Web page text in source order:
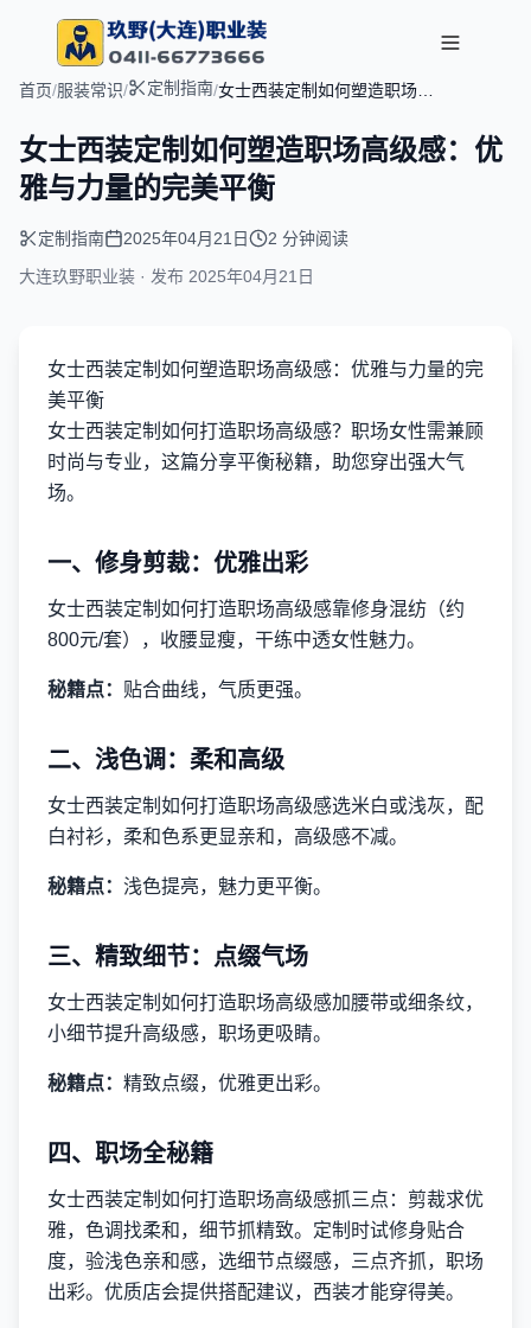
首页/服装常识/ 定制指南/女士西装定制如何塑造职场高
女士西装定制如何塑造职场高级感：优
雅与力量的完美平衡
定制指南 2025年04月21日
2 分钟阅读
大连玖野职业装 · 发布 2025年04月21日
女士西装定制如何塑造职场高级感：优雅与力量的完
美平衡
女士西装定制如何打造职场高级感？职场女性需兼顾
时尚与专业，这篇分享平衡秘籍，助您穿出强大气
场。
一、修身剪裁：优雅出彩
女士西装定制如何打造职场高级感靠修身混纺（约
800元/套），收腰显瘦，干练中透女性魅力。
秘籍点： 贴合曲线，气质更强。
二、浅色调：柔和高级
女士西装定制如何打造职场高级感选米白或浅灰，配
白衬衫，柔和色系更显亲和，高级感不减。
秘籍点： 浅色提亮，魅力更平衡。
三、精致细节：点缀气场
女士西装定制如何打造职场高级感加腰带或细条纹，
小细节提升高级感，职场更吸睛。
秘籍点： 精致点缀，优雅更出彩。
四、职场全秘籍
女士西装定制如何打造职场高级感抓三点：剪裁求优
雅，色调找柔和，细节抓精致。定制时试修身贴合
度，验浅色亲和感，选细节点缀感，三点齐抓，职场
出彩。优质店会提供搭配建议，西装才能穿得美。